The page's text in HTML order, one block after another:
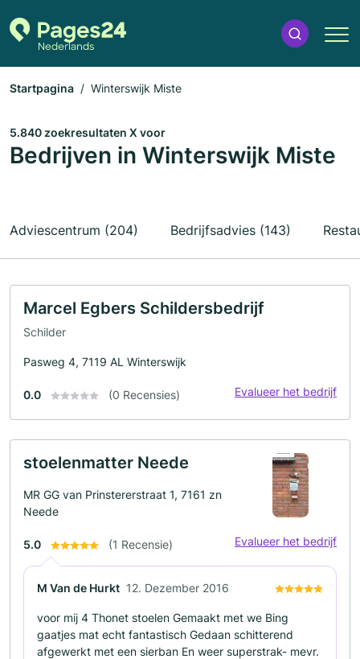
Startpagina Winterswijk Miste
5.840 zoekresultaten X voor
Bedrijven in Winterswijk Miste
Adviescentrum (204) Bedrijfsadvies (143)
Marcel Egbers Schildersbedrijf
Schilder
Pasweg 4, 7119 AL Winterswijk
0.0 (0 Recensies) Evalueer het bedrijf
stoelenmatter Neede
MR GG van Prinstererstraat 1, 7161 zn
Neede
5.0 (1 Recensie) Evalueer het bedrijf
M Van de Hurkt 12. Dezember 2016
voor mij 4 Thonet stoelen Gemaakt met we Bing
gaatjes mat echt fantastisch Gedaan schitterend
afgewerkt met een sierban En weer superstrak- mevr.